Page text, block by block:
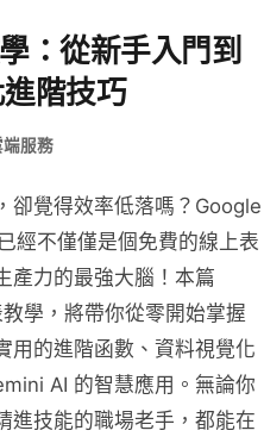
：從新手入門到
階技巧
端服務
卻覺得效率低落嗎？Google
經不僅僅是個免費的線上表
產力的最強大腦！本篇
學，將帶你從零開始掌握
用的進階函數、資料視覺化
AI 的智慧應用。無論你
進技能的職場老手，都能在